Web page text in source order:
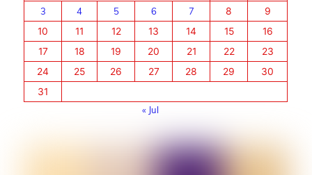
3
4 5 6 7 8
9
10
11 12 13 14 15
16
17
18 19 20 21 22
23
24
25 26 27 28 29
30
31
« Jul